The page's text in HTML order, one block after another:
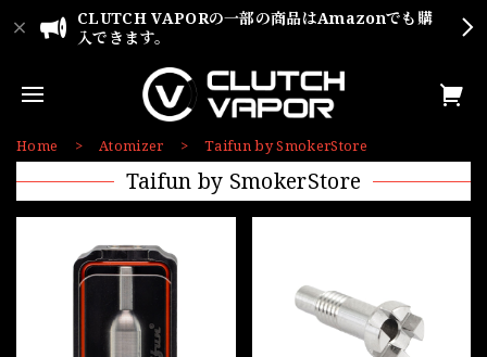
CLUTCH VAPORの一部の商品はAmazonでも購
入できます。
Home Atomizer Taifun by SmokerStore
Taifun by SmokerStore